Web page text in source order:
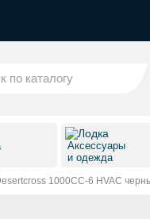
Аксессуары
и одежда
1000CC-6 HVAC